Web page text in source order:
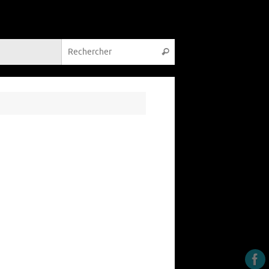
Rechercher